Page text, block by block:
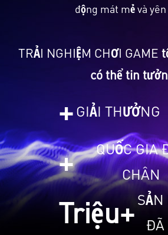
động mát mẻ và
TRẢI NGHIỆM CHƠI GAME
có thể tin
+GIẢI THƯỞNG
+
QUỐC GIA
CHÂN
Triệu+
ĐÃ